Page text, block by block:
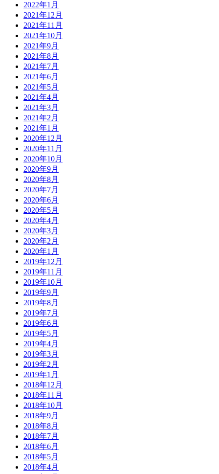
2022年1月
2021年12月
2021年11月
2021年10月
2021年9月
2021年8月
2021年7月
2021年6月
2021年5月
2021年4月
2021年3月
2021年2月
2021年1月
2020年12月
2020年11月
2020年10月
2020年9月
2020年8月
2020年7月
2020年6月
2020年5月
2020年4月
2020年3月
2020年2月
2020年1月
2019年12月
2019年11月
2019年10月
2019年9月
2019年8月
2019年7月
2019年6月
2019年5月
2019年4月
2019年3月
2019年2月
2019年1月
2018年12月
2018年11月
2018年10月
2018年9月
2018年8月
2018年7月
2018年6月
2018年5月
2018年4月